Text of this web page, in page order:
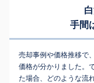
手間
売却事例や価格推移で
価格が分かりました。
た場合、どのような流